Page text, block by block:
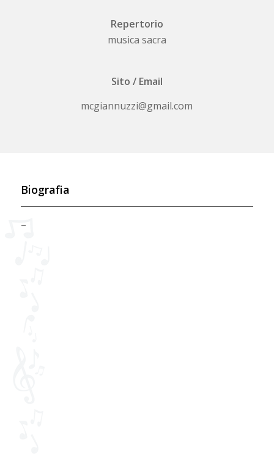
Repertorio
musica sacra
Sito / Email
mcgiannuzzi@gmail.com
Biografia
–